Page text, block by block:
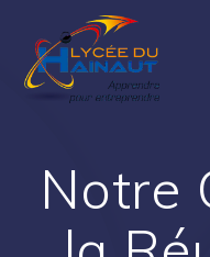
Notre